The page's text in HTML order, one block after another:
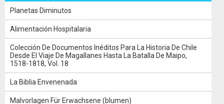
Planetas Diminutos
Alimentación Hospitalaria
Colección De Documentos Inéditos Para La Historia De Chile
Desde El Viaje De Magallanes Hasta La Batalla De Maipo,
1518-1818, Vol. 18
La Biblia Envenenada
Malvorlagen Für Erwachsene (blumen)